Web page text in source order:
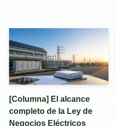
[Columna] El alcance
completo de la Ley de
Negocios Eléctricos